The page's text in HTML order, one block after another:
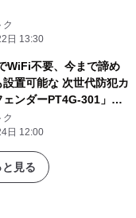
ク
日 13:30
WiFi不要、今まで諦め
置可能な 次世代防犯カ
ェンダーPT4G-301」を
売
ク
日 12:00
見る